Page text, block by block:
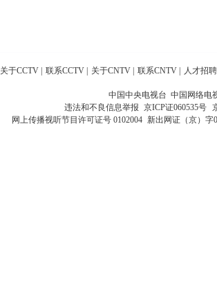
关于CCTV 联系CCTV 关于CNTV 联系CNTV 人才招聘
中国中央电视台 中国网络电
违法和不良信息举报 京ICP证060535号
网上传播视听节目许可证号 0102004 新出网证（京）